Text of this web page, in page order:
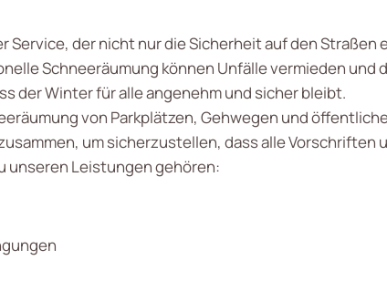
Service, der nicht nur die Sicherheit auf den
Schneeräumung können Unfälle vermieden
der Winter für alle angenehm und sicher bleibt.
von Parkplätzen, Gehwegen und
um sicherzustellen, dass alle Vorschriften
unseren Leistungen gehören: